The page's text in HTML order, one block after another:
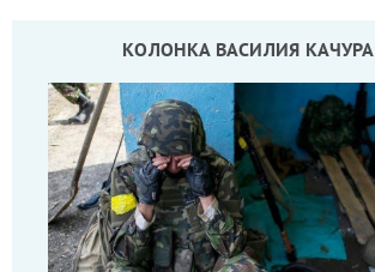
КОЛОНКА ВАСИЛИЯ КАЧУРА